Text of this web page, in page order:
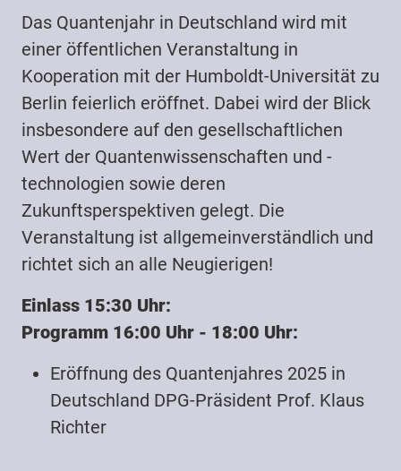
Das Quantenjahr in Deutschland wird mit
einer öffentlichen Veranstaltung in
Kooperation mit der Humboldt-Universität zu
Berlin feierlich eröffnet. Dabei wird der Blick
insbesondere auf den gesellschaftlichen
Wert der Quantenwissenschaften und -
technologien sowie deren
Zukunftsperspektiven gelegt. Die
Veranstaltung ist allgemeinverständlich und
richtet sich an alle Neugierigen!
Einlass 15:30 Uhr:
Programm 16:00 Uhr - 18:00 Uhr:
Eröffnung des Quantenjahres 2025 in
Deutschland DPG-Präsident Prof. Klaus
Richter